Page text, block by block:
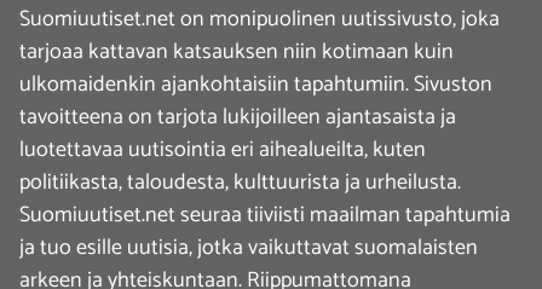
Suomiuutiset.net on monipuolinen uutissivusto, joka
tarjoaa kattavan katsauksen niin kotimaan kuin
ulkomaidenkin ajankohtaisiin tapahtumiin. Sivuston
tavoitteena on tarjota lukijoilleen ajantasaista ja
luotettavaa uutisointia eri aihealueilta, kuten
politiikasta, taloudesta, kulttuurista ja urheilusta.
Suomiuutiset.net seuraa tiiviisti maailman tapahtumia
ja tuo esille uutisia, jotka vaikuttavat suomalaisten
arkeen ja yhteiskuntaan. Riippumattomana